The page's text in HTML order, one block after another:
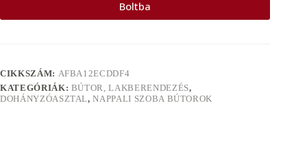
Boltba
CIKKSZÁM: AFBA12ECDDF4
KATEGÓRIÁK: BÚTOR, LAKBERENDEZÉS,
DOHÁNYZÓASZTAL,NAPPALI SZOBA BÚTOROK